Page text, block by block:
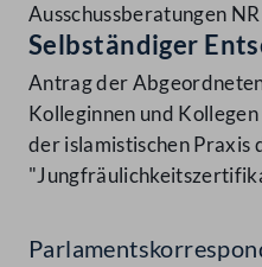
Ausschussberatungen NR
Selbständiger
Antrag der
Kolleginnen und
der islamistischen Praxis